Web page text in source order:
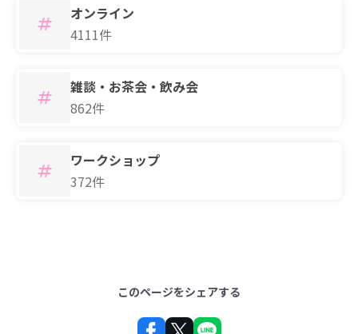
オンライン
4111件
雑談・お茶会・飲み会
862件
ワークショップ
372件
このページをシェアする